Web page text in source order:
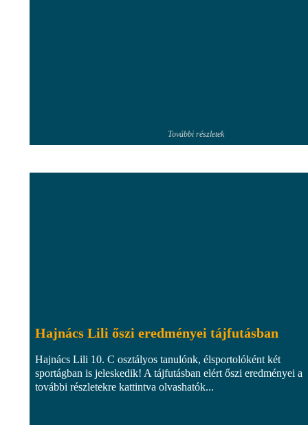
További részletek
Hajnács Lili őszi eredményei tájfutásban
Hajnács Lili 10. C osztályos tanulónk, élsportolóként két
sportágban is jeleskedik! A tájfutásban elért őszi eredményei a
további részletekre kattintva olvashatók...